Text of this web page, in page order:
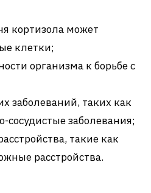
кортизола может
клетки;
организма к борьбе с
заболеваний, таких как
сосудистые заболевания;
такие как
расстройства.